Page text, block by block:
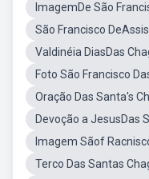
ImagemDe São
São Francisco
Valdinéia DiasDas
Foto São Francisco
Oração Das Santa's
Devoção a JesusDas
Imagem Sãof
Terco Das Santas